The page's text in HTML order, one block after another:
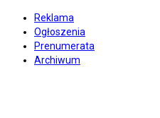
Reklama
Ogłoszenia
Prenumerata
Archiwum